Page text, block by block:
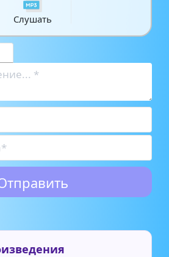
Слушать